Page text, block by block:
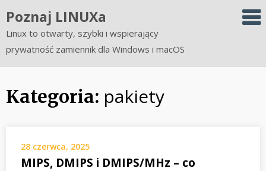
to
content
Poznaj LINUXa
Linux to otwarty, szybki i wspierający
prywatność zamiennik dla Windows i macOS
Kategoria: pakiety
28 czerwca, 2025
MIPS, DMIPS i DMIPS/MHz – co